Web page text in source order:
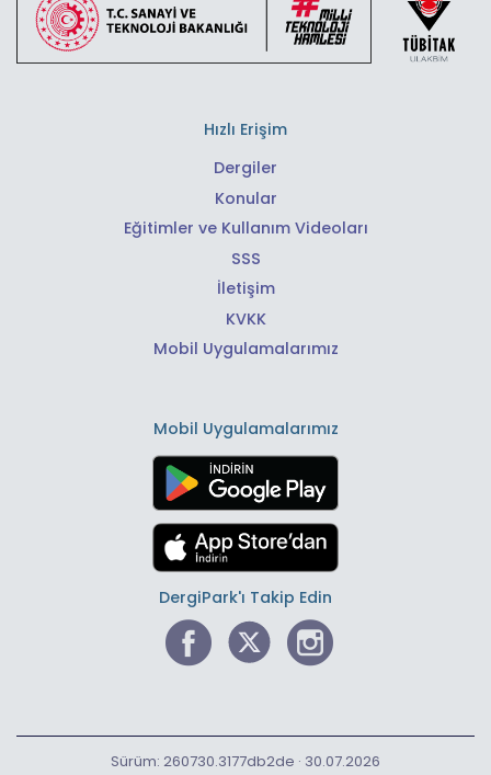
Hızlı Erişim
Dergiler
Konular
Eğitimler ve Kullanım Videoları
SSS
İletişim
KVKK
Mobil Uygulamalarımız
Mobil Uygulamalarımız
DergiPark'ı Takip Edin
Sürüm: 260730.3177db2de · 30.07.2026